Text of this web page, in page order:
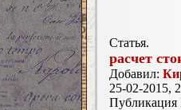
Статья.
расчет
Добавил:
25-02-2015,